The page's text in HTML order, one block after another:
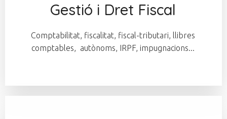
Gestió i Dret Fiscal
Comptabilitat, fiscalitat, fiscal-tributari, llibres
comptables, autònoms, IRPF, impugnacions...